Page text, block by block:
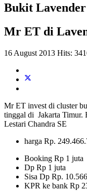
Bukit Lavender
Mr ET di
16 August 2013 Hits:
Mr ET invest di cluster
tinggal di Jakarta Timur.
Lestari Chandra SE
harga Rp.
Booking Rp 1 juta
Dp Rp 1 juta
Sisa Dp Rp.
KPR ke bank Rp